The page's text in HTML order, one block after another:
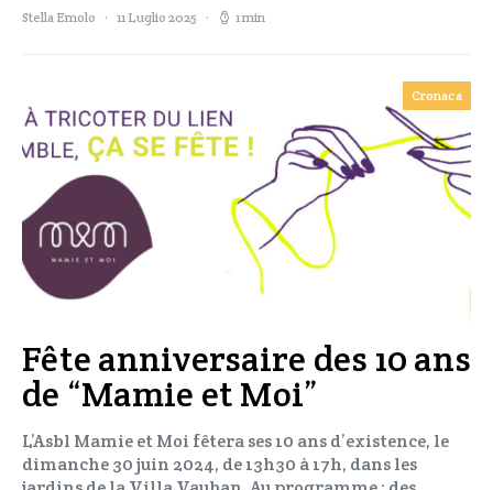
Stella Emolo 11 Luglio 2025 1 min
Cronaca
Fête anniversaire des 10 ans
de “Mamie et Moi”
L’Asbl Mamie et Moi fêtera ses 10 ans d’existence, le
dimanche 30 juin 2024, de 13h30 à 17h, dans les